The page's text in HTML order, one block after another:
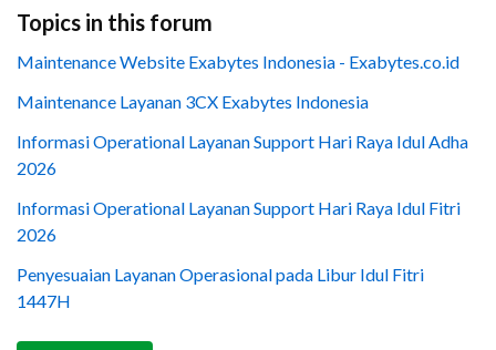
Topics in this forum
Maintenance Website Exabytes Indonesia - Exabytes.co.id
Maintenance Layanan 3CX Exabytes Indonesia
Informasi Operational Layanan Support Hari Raya Idul Adha
2026
Informasi Operational Layanan Support Hari Raya Idul Fitri
2026
Penyesuaian Layanan Operasional pada Libur Idul Fitri
1447H